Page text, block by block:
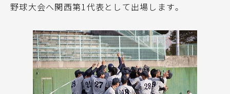
野球大会へ関西第1代表として出場します。